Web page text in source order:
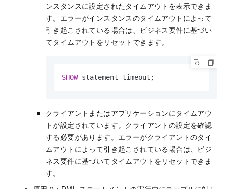
ンスタンスに設定されたタイムアウトを表示できま
す。エラーがインスタンスのタイムアウトによって
引き起こされている場合は、ビジネス要件に基づい
てタイムアウトをリセットできます。
SHOW statement_timeout;
クライアントまたはアプリケーションにタイムアウ
トが設定されています。クライアントの設定を確認
する必要があります。エラーがクライアントのタイ
ムアウトによって引き起こされている場合は、ビジ
ネス要件に基づいてタイムアウトをリセットできま
す。